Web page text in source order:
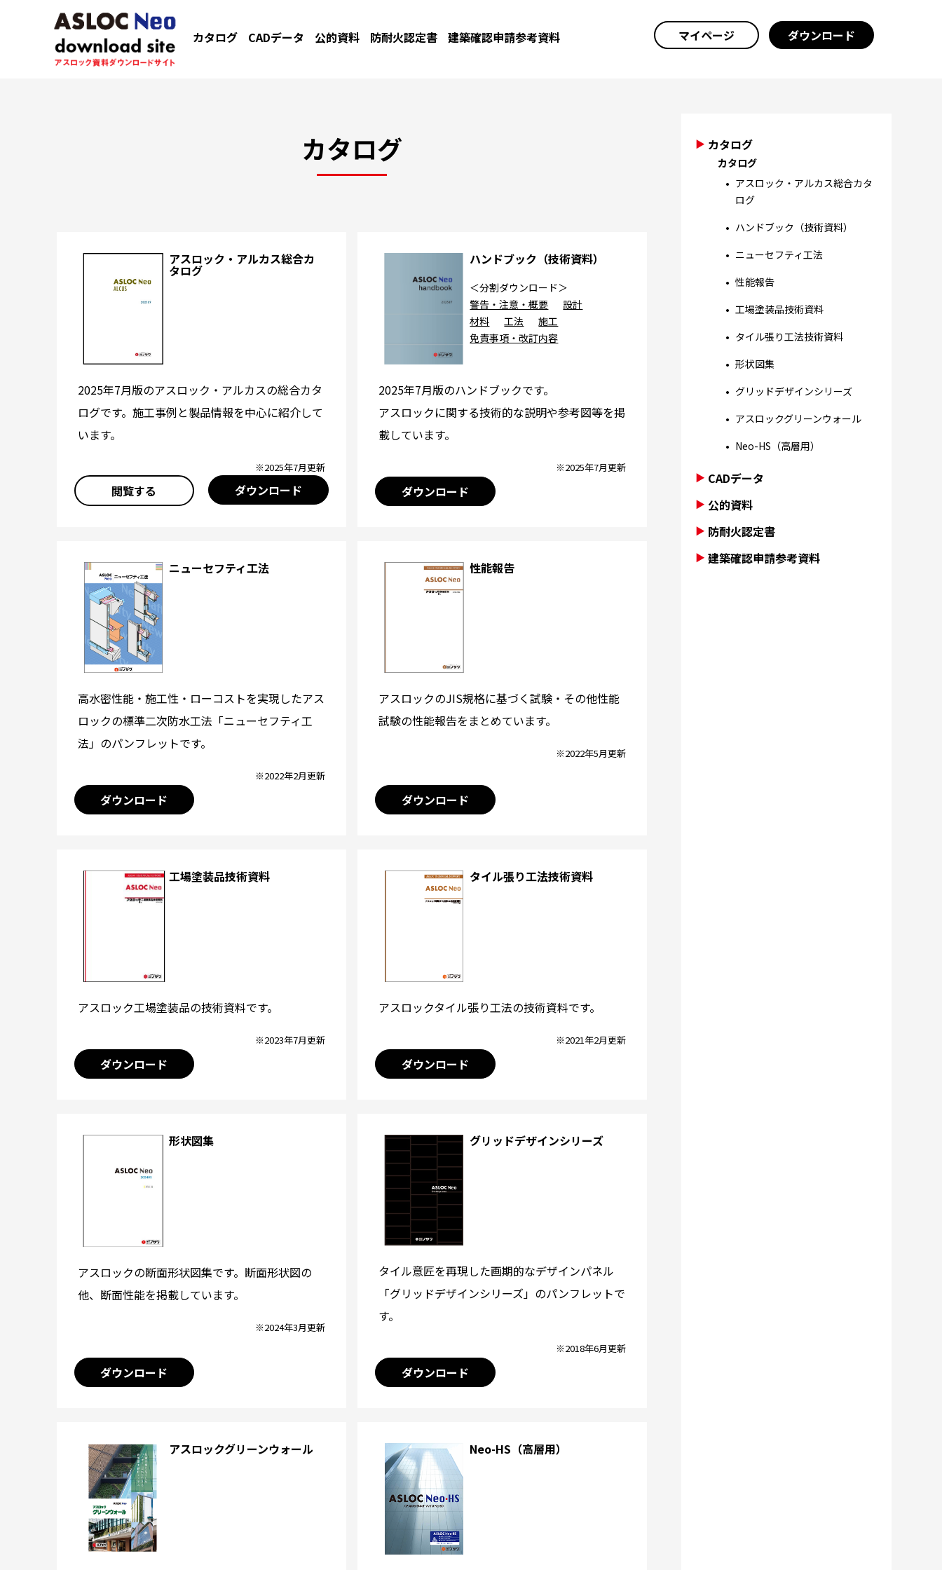
カタログ CADデータ 公的資料 防耐火認定書 建築確認申請参考資料 マイページ ダウンロード
カタログ
アスロック・アルカス総合カ
タログ
2025年7月版のアスロック・アルカスの総合カタ
ログです。施工事例と製品情報を中心に紹介して
います。
※2025年7月更新
閲覧する ダウンロード
ハンドブック（技術資料）
＜分割ダウンロード＞
警告・注意・概要
設計
材料
工法
施工
免責事項・改訂内容
2025年7月版のハンドブックです。
アスロックに関する技術的な説明や参考図等を掲
載しています。
※2025年7月更新
ダウンロード
ニューセフティ工法
高水密性能・施工性・ローコストを実現したアス
ロックの標準二次防水工法「ニューセフティ工
法」のパンフレットです。
※2022年2月更新
ダウンロード
性能報告
アスロックのJIS規格に基づく試験・その他性能
試験の性能報告をまとめています。
※2022年5月更新
ダウンロード
工場塗装品技術資料
アスロック工場塗装品の技術資料です。
※2023年7月更新
ダウンロード
タイル張り工法技術資料
アスロックタイル張り工法の技術資料です。
※2021年2月更新
ダウンロード
形状図集
アスロックの断面形状図集です。断面形状図の
他、断面性能を掲載しています。
※2024年3月更新
ダウンロード
グリッドデザインシリーズ
タイル意匠を再現した画期的なデザインパネル
「グリッドデザインシリーズ」のパンフレットで
す。
※2018年6月更新
ダウンロード
アスロックグリーンウォール Neo-HS（高層用）
カタログ
カタログ
アスロック・アルカス総合カタ
ログ
ハンドブック（技術資料）
ニューセフティ工法
性能報告
工場塗装品技術資料
タイル張り工法技術資料
形状図集
グリッドデザインシリーズ
アスロックグリーンウォール
Neo-HS（高層用）
CADデータ
公的資料
防耐火認定書
建築確認申請参考資料